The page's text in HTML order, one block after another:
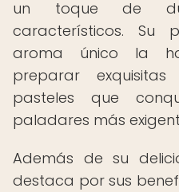
un toque de
característicos. Su
aroma único la
preparar
pasteles que
paladares más
Además de su
destaca por sus